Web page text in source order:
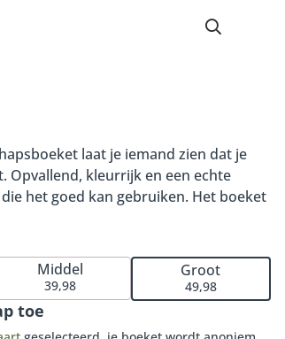
laat je iemand zien dat je
Opvallend, kleurrijk en een echte
het goed kan gebruiken. Het boeket
mooie gerbera en de opvallende
boeket is voor niets één van onze
iemand een hart onder de riem te
bijpassende vaas of ga voor onze
chocolade.
Middel
39,98
Groot
49,98
toe